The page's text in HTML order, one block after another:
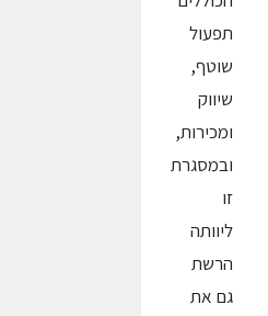
תפעול
שוטף,
שיווק
ומכירות,
ובמסגרת
זו
ליוותה
הרשת
גם את